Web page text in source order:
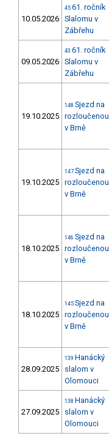
10.05.2026
45 61. ročník
Slalomu v
Zábřehu
09.05.2026
43 61. ročník
Slalomu v
Zábřehu
19.10.2025
148 Sjezd na
rozloučenou
v Brně
19.10.2025
147 Sjezd na
rozloučenou
v Brně
18.10.2025
146 Sjezd na
rozloučenou
v Brně
18.10.2025
145 Sjezd na
rozloučenou
v Brně
28.09.2025
139 Hanácký
slalom v
Olomouci
27.09.2025
138 Hanácký
slalom v
Olomouci